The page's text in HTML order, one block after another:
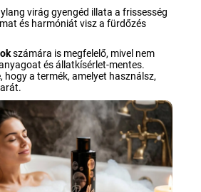
virág gyengéd illata a frissesség
és harmóniát visz a fürdőzés
számára is megfelelő, mivel nem
és állatkísérlet-mentes.
hogy a termék, amelyet használsz,
.